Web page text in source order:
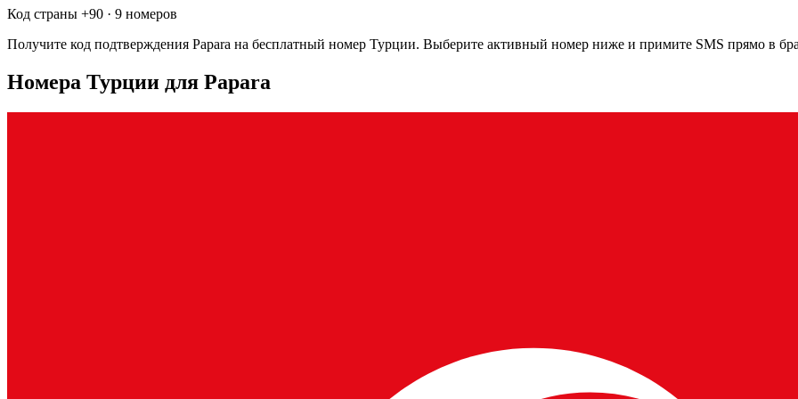
Код страны +90 · 9 номеров
Получите код подтверждения Papara на бесплатный номер Турции. Выберите активный номер ниже и примите SMS прямо в
Номера Турции для Papara